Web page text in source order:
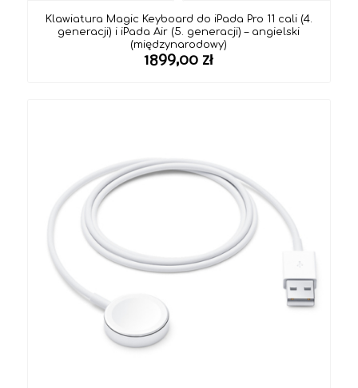
Klawiatura Magic Keyboard do iPada Pro 11 cali (4.
generacji) i iPada Air (5. generacji) – angielski
(międzynarodowy)
1899,00 zł